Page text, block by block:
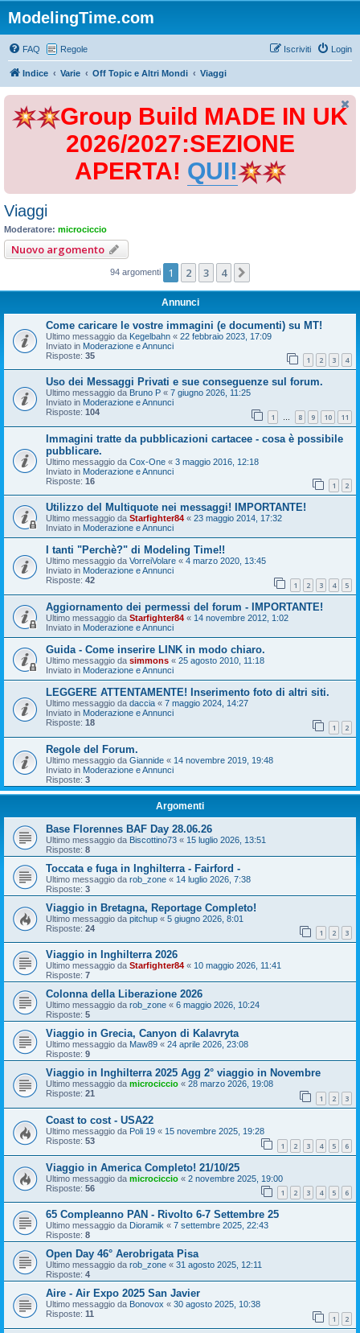
ModelingTime.com
FAQ Regole Login
Iscriviti
Indice Varie Off Topic e Altri Mondi Viaggi
Group Build MADE IN UK
2026/2027:SEZIONE
APERTA! QUI!
Viaggi
Moderatore: microciccio
Nuovo argomento
94 argomenti 1 2 3 4
Annunci
Come caricare le vostre immagini (e documenti) su MT!
Ultimo messaggio da Kegelbahn « 22 febbraio 2023, 17:09
Inviato in Moderazione e Annunci
Risposte: 35 1 2 3 4
Uso dei Messaggi Privati e sue conseguenze sul forum.
Ultimo messaggio da Bruno P « 7 giugno 2026, 11:25
Inviato in Moderazione e Annunci
Risposte: 104 1 … 8 9 10 11
Immagini tratte da pubblicazioni cartacee - cosa è possibile
pubblicare.
Ultimo messaggio da Cox-One « 3 maggio 2016, 12:18
Inviato in Moderazione e Annunci
Risposte: 16 1 2
Utilizzo del Multiquote nei messaggi! IMPORTANTE!
Ultimo messaggio da Starfighter84 « 23 maggio 2014, 17:32
Inviato in Moderazione e Annunci
I tanti "Perchè?" di Modeling Time!!
Ultimo messaggio da VorreiVolare « 4 marzo 2020, 13:45
Inviato in Moderazione e Annunci
Risposte: 42 1 2 3 4 5
Aggiornamento dei permessi del forum - IMPORTANTE!
Ultimo messaggio da Starfighter84 « 14 novembre 2012, 1:02
Inviato in Moderazione e Annunci
Guida - Come inserire LINK in modo chiaro.
Ultimo messaggio da simmons « 25 agosto 2010, 11:18
Inviato in Moderazione e Annunci
LEGGERE ATTENTAMENTE! Inserimento foto di altri siti.
Ultimo messaggio da daccia « 7 maggio 2024, 14:27
Inviato in Moderazione e Annunci
Risposte: 18 1 2
Regole del Forum.
Ultimo messaggio da Giannide « 14 novembre 2019, 19:48
Inviato in Moderazione e Annunci
Risposte: 3
Argomenti
Base Florennes BAF Day 28.06.26
Ultimo messaggio da Biscottino73 « 15 luglio 2026, 13:51
Risposte: 8
Toccata e fuga in Inghilterra - Fairford -
Ultimo messaggio da rob_zone « 14 luglio 2026, 7:38
Risposte: 3
Viaggio in Bretagna, Reportage Completo!
Ultimo messaggio da pitchup « 5 giugno 2026, 8:01
Risposte: 24 1 2 3
Viaggio in Inghilterra 2026
Ultimo messaggio da Starfighter84 « 10 maggio 2026, 11:41
Risposte: 7
Colonna della Liberazione 2026
Ultimo messaggio da rob_zone « 6 maggio 2026, 10:24
Risposte: 5
Viaggio in Grecia, Canyon di Kalavryta
Ultimo messaggio da Maw89 « 24 aprile 2026, 23:08
Risposte: 9
Viaggio in Inghilterra 2025 Agg 2° viaggio in Novembre
Ultimo messaggio da microciccio « 28 marzo 2026, 19:08
Risposte: 21 1 2 3
Coast to cost - USA22
Ultimo messaggio da Poli 19 « 15 novembre 2025, 19:28
Risposte: 53 1 2 3 4 5 6
Viaggio in America Completo! 21/10/25
Ultimo messaggio da microciccio « 2 novembre 2025, 19:00
Risposte: 56 1 2 3 4 5 6
65 Compleanno PAN - Rivolto 6-7 Settembre 25
Ultimo messaggio da Dioramik « 7 settembre 2025, 22:43
Risposte: 8
Open Day 46° Aerobrigata Pisa
Ultimo messaggio da rob_zone « 31 agosto 2025, 12:11
Risposte: 4
Aire - Air Expo 2025 San Javier
Ultimo messaggio da Bonovox « 30 agosto 2025, 10:38
Risposte: 11 1 2